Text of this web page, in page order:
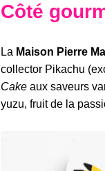
Côté
La Maison Pierre
collector Pikachu
Cake aux saveurs
yuzu, fruit de la